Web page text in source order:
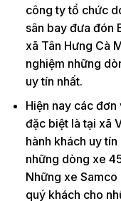
công ty tổ chức
sân bay đưa đón
xã Tân Hưng Cà
nghiệm những
uy tín nhất.
Hiện nay các đơn
đặc biệt là tại xã
hành khách uy
những dòng xe
Những xe
quý khách cho